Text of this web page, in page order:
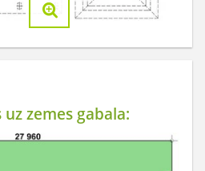
zemes gabala: